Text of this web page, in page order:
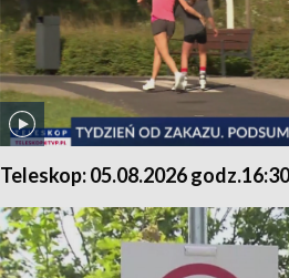
Teleskop: 05.08.2026 godz.16:30